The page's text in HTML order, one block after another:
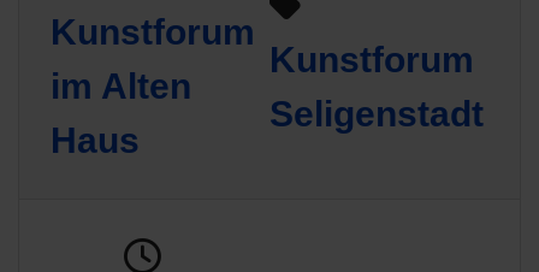
Kunstforum
im Alten
Haus
Kunstforum
Seligenstadt